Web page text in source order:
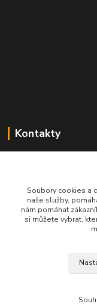
Kontakty
+420 777 461
(Po-Pá, 8-16 hod.)
info@balimespolu.cz
Soubory cookies a
naše služby,
nám pomáhat
si můžete vybrat,